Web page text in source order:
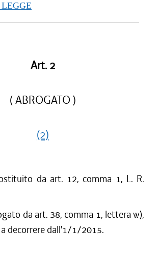
Art. 2
( ABROGATO )
(2)
da art. 12, comma 1, L. R.
da art. 38, comma 1, lettera w),
decorrere dall'1/1/2015.